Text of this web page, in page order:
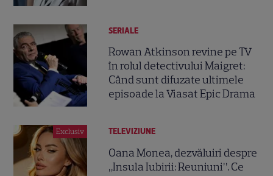
SERIALE
Rowan Atkinson revine pe TV
în rolul detectivului Maigret:
Când sunt difuzate ultimele
episoade la Viasat Epic Drama
Exclusiv TELEVIZIUNE
Oana Monea, dezvăluiri despre
„Insula Iubirii: Reuniuni”. Ce